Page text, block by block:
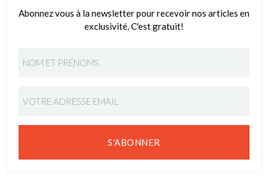
Abonnez vous à la newsletter pour recevoir nos articles en
exclusivité. C'est gratuit!
S'ABONNER